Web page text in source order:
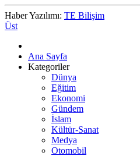
Haber Yazılımı: TE Bilişim
Üst
Ana Sayfa
Kategoriler
Dünya
Eğitim
Ekonomi
Gündem
İslam
Kültür-Sanat
Medya
Otomobil